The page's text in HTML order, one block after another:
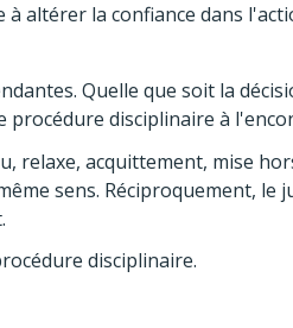
altérer la confiance dans
Quelle que soit la
disciplinaire à
relaxe, acquittement, mise
sens. Réciproquement, le
disciplinaire.